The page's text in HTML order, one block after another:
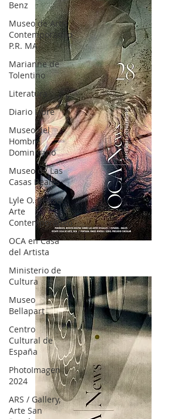
Benz
Museo de Arte
Contemporáneo
P.R. MA
Marianne de
Tolentino
Literatura
Diario Libre
Museo del
Hombre
Dominicano
Museo de Las
Casas Reales
Lyle O. Reitzel
Arte
Contemporáneo
OCA en Casa
del Artista
Ministerio de
Cultura
Museo
Bellapart
Centro
Cultural de
España
PhotoImagen
2024
ARS / Gallery,
Arte San
OCA|News 28 / Julio-Agosto-Septiembre, 2023